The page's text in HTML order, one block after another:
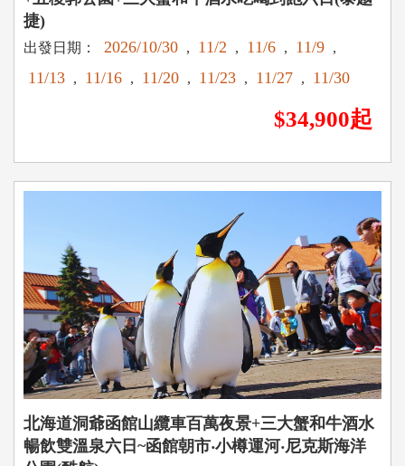
捷)
出發日期： 2026/10/30 , 11/2 , 11/6 , 11/9 ,
11/13 , 11/16 , 11/20 , 11/23 , 11/27 , 11/30
$34,900起
北海道洞爺函館山纜車百萬夜景+三大蟹和牛酒水
暢飲雙溫泉六日~函館朝市‧小樽運河‧尼克斯海洋